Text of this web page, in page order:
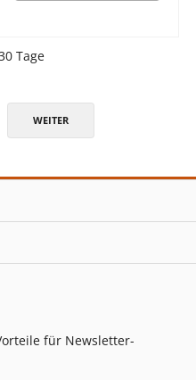
Tage
WEITER
für Newsletter-